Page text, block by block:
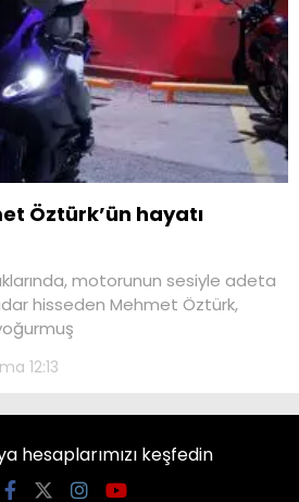
Öztürk’ün hayatı
motorunun sesiyle adeta
hisseden Mehmet Öztürk,
12:13
hesaplarımızı keşfedin